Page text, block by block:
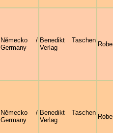
Německo /
Germany
Benedikt Taschen
Verlag
Německo /
Germany
Benedikt Taschen
Verlag